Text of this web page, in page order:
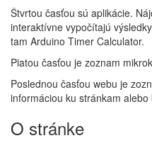
Štvrtou časťou sú aplikácie.
interaktívne vypočítajú
tam Arduino Timer Calculator.
Piatou časťou je zoznam
Poslednou časťou webu je
informáciou ku stránkam alebo
O stránke